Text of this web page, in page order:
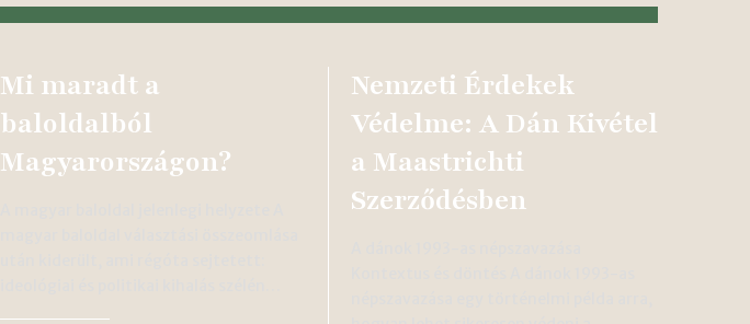
Mi maradt a
baloldalból
Magyarországon?
Nemzeti Érdekek
Védelme: A Dán Kivétel
a Maastrichti
Szerződésben